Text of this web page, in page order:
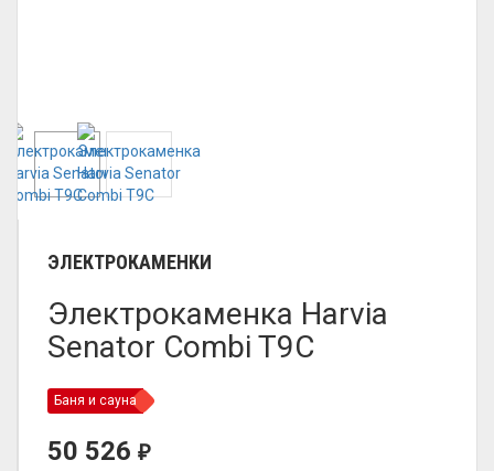
ЭЛЕКТРОКАМЕНКИ
Электрокаменка Harvia
Senator Combi T9C
Баня и сауна
50 526 ₽